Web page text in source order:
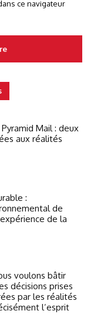
ce navigateur
Mail : deux
aux réalités
:
de
de la
voulons bâtir
décisions prises
par les réalités
l’esprit